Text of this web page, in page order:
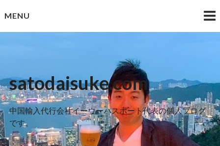
toMENU
satodaisuke.com
中国輸入代行会社イーウーパスポート代表の個人ブログ
です。